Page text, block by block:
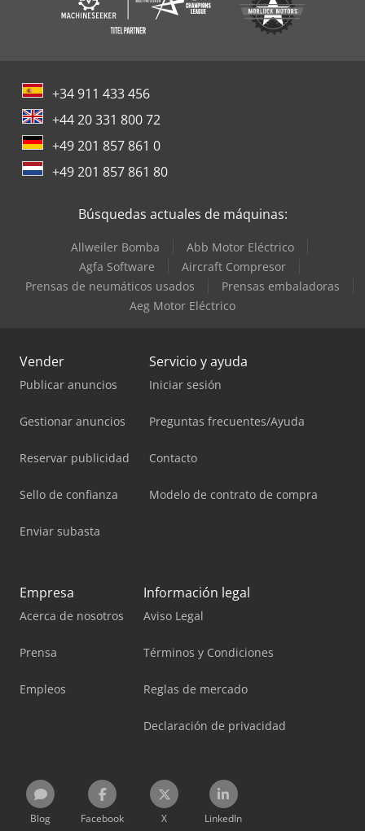
+34 911 433 456
+44 20 331 800 72
+49 201 857 861 0
+49 201 857 861 80
Búsquedas actuales de máquinas:
Allweiler Bomba
Abb Motor Eléctrico
Agfa Software
Aircraft Compresor
Prensas de neumáticos usados
Prensas embaladoras
Aeg Motor Eléctrico
Vender
Publicar anuncios
Gestionar anuncios
Reservar publicidad
Sello de confianza
Enviar subasta
Servicio y ayuda
Iniciar sesión
Preguntas frecuentes/Ayuda
Contacto
Modelo de contrato de compra
Empresa
Acerca de nosotros
Prensa
Empleos
Información legal
Aviso Legal
Términos y Condiciones
Reglas de mercado
Declaración de privacidad
Blog Facebook X LinkedIn